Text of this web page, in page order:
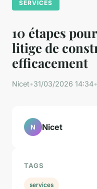
SERVICES
10 étapes
litige de
efficacement
Nicet•31/03/2026 14:34•
N Nicet
TAGS
services